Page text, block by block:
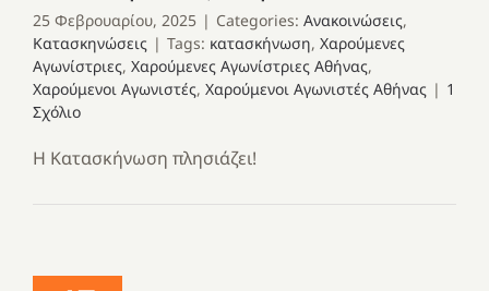
25 Φεβρουαρίου, 2025 | Categories: Ανακοινώσεις,
Κατασκηνώσεις | Tags: κατασκήνωση, Χαρούμενες
Αγωνίστριες, Χαρούμενες Αγωνίστριες Αθήνας,
Χαρούμενοι Αγωνιστές, Χαρούμενοι Αγωνιστές Αθήνας | 1
Σχόλιο
Η Κατασκήνωση πλησιάζει!